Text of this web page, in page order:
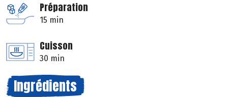
Préparation
15 min
Cuisson
30 min
Ingrédients